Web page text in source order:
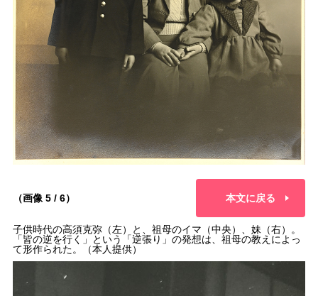
（画像 5 / 6） 本文に戻る
子供時代の高須克弥（左）と、祖母のイマ（中央）、妹（右）。
「皆の逆を行く」という「逆張り」の発想は、祖母の教えによっ
て形作られた。（本人提供）